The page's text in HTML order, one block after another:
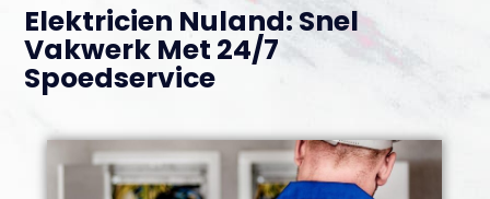
Elektricien Nuland: Snel
Vakwerk Met 24/7
Spoedservice